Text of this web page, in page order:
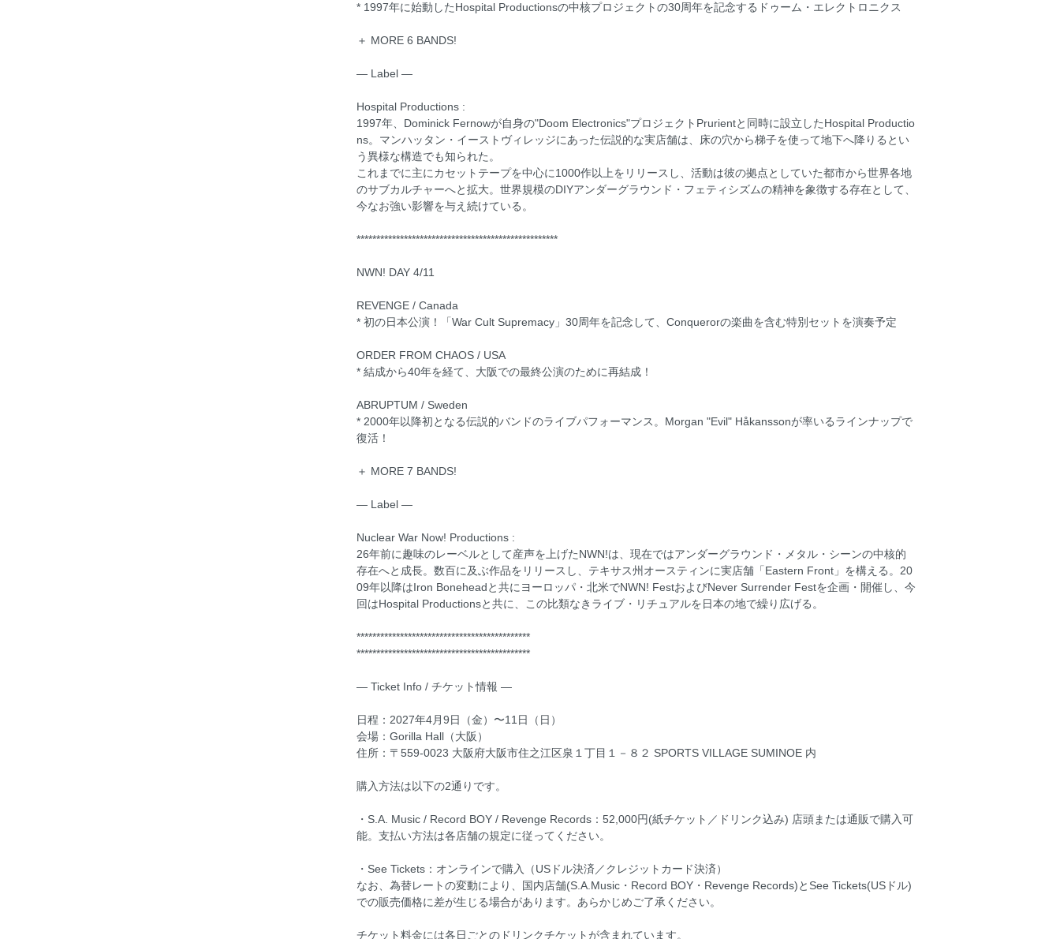
* 1997年に始動したHospital Productionsの中核プロジェクトの30周年を記念するドゥーム・エレクトロニクス
＋ MORE 6 BANDS!
— Label —
Hospital Productions :
1997年、Dominick Fernowが自身の"Doom Electronics"プロジェクトPrurientと同時に設立したHospital Productio
ns。マンハッタン・イーストヴィレッジにあった伝説的な実店舗は、床の穴から梯子を使って地下へ降りるとい
う異様な構造でも知られた。
これまでに主にカセットテープを中心に1000作以上をリリースし、活動は彼の拠点としていた都市から世界各地
のサブカルチャーへと拡大。世界規模のDIYアンダーグラウンド・フェティシズムの精神を象徴する存在として、
今なお強い影響を与え続けている。
***************************************************
NWN! DAY 4/11
REVENGE / Canada
* 初の日本公演！「War Cult Supremacy」30周年を記念して、Conquerorの楽曲を含む特別セットを演奏予定
ORDER FROM CHAOS / USA
* 結成から40年を経て、大阪での最終公演のために再結成！
ABRUPTUM / Sweden
* 2000年以降初となる伝説的バンドのライブパフォーマンス。Morgan "Evil" Håkanssonが率いるラインナップで
復活！
＋ MORE 7 BANDS!
— Label —
Nuclear War Now! Productions :
26年前に趣味のレーベルとして産声を上げたNWN!は、現在ではアンダーグラウンド・メタル・シーンの中核的
存在へと成長。数百に及ぶ作品をリリースし、テキサス州オースティンに実店舗「Eastern Front」を構える。20
09年以降はIron Boneheadと共にヨーロッパ・北米でNWN! FestおよびNever Surrender Festを企画・開催し、今
回はHospital Productionsと共に、この比類なきライブ・リチュアルを日本の地で繰り広げる。
********************************************
********************************************
— Ticket Info / チケット情報 —
日程：2027年4月9日（金）〜11日（日）
会場：Gorilla Hall（大阪）
住所：〒559-0023 大阪府大阪市住之江区泉１丁目１－８２ SPORTS VILLAGE SUMINOE 内
購入方法は以下の2通りです。
・S.A. Music / Record BOY / Revenge Records：52,000円(紙チケット／ドリンク込み) 店頭または通販で購入可
能。支払い方法は各店舗の規定に従ってください。
・See Tickets：オンラインで購入（USドル決済／クレジットカード決済）
なお、為替レートの変動により、国内店舗(S.A.Music・Record BOY・Revenge Records)とSee Tickets(USドル)
での販売価格に差が生じる場合があります。あらかじめご了承ください。
チケット料金には各日ごとのドリンクチケットが含まれています。